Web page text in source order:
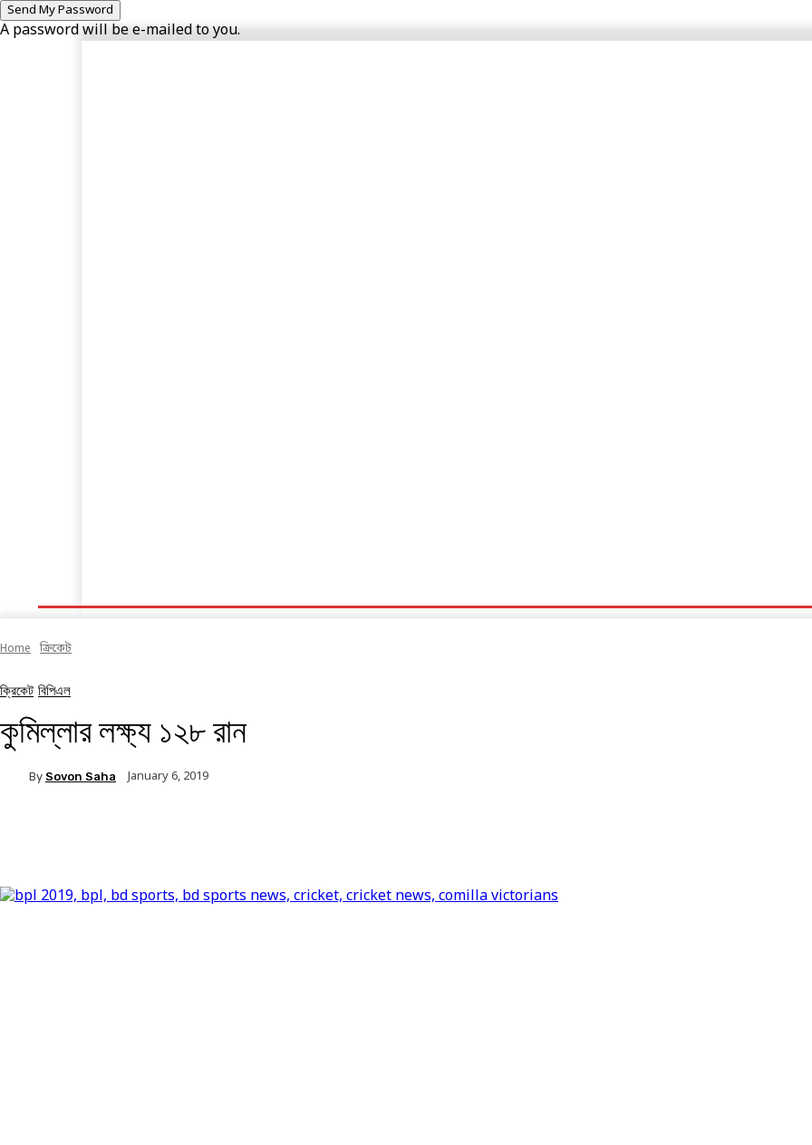
A password will be e-mailed to you.
Home ক্রিকেট
ক্রিকেট বিপিএল
কুমিল্লার লক্ষ্য ১২৮ রান
By Sovon Saha January 6, 2019